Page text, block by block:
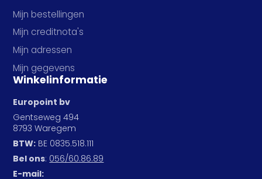
Mijn bestellingen
Mijn creditnota's
Mijn adressen
Mijn gegevens
Winkelinformatie
Europoint bv
Gentseweg 494
8793 Waregem
BTW: BE 0835.518.111
Bel ons: 056/60.86.89
E-mail: